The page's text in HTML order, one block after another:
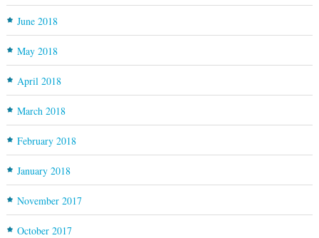
June 2018
May 2018
April 2018
March 2018
February 2018
January 2018
November 2017
October 2017